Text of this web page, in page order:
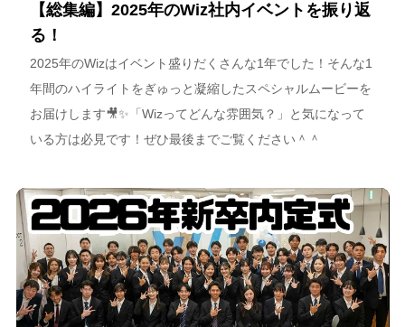
【総集編】2025年のWiz社内イベントを振り返
る！
2025年のWizはイベント盛りだくさんな1年でした！そんな1
年間のハイライトをぎゅっと凝縮したスペシャルムービーを
お届けします🎥✨「Wizってどんな雰囲気？」と気になって
いる方は必見です！ぜひ最後までご覧ください＾＾